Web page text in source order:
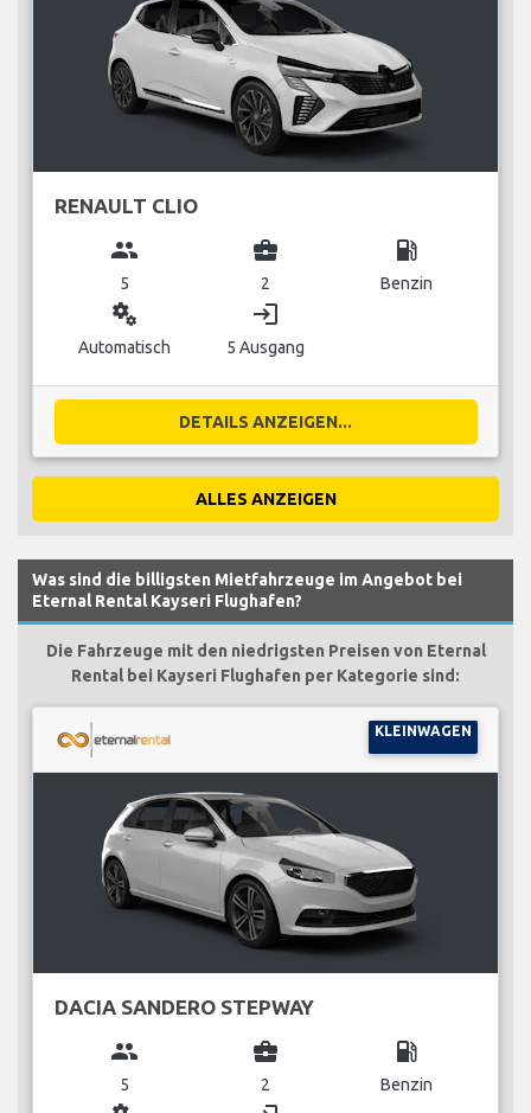
RENAULT CLIO
group
5
business_center
2
local_gas_station
Benzin
miscellaneous_services
Automatisch
login
5 Ausgang
DETAILS ANZEIGEN...
ALLES ANZEIGEN
Was sind die billigsten Mietfahrzeuge im Angebot bei
Eternal Rental Kayseri Flughafen?
Die Fahrzeuge mit den niedrigsten Preisen von Eternal
Rental bei Kayseri Flughafen per Kategorie sind:
KLEINWAGEN
DACIA SANDERO STEPWAY
group
5
business_center
2
local_gas_station
Benzin